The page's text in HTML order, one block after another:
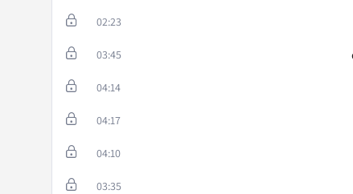
02:23
03:45
04:14
04:17
04:10
03:35